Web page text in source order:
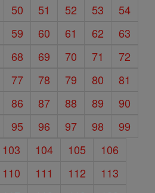
50 51 52 53
54
59 60 61 62
63
68 69 70 71
72
77 78 79 80
81
86 87 88 89
90
95 96 97 98
99
103 104 105
106
110 111 112
113